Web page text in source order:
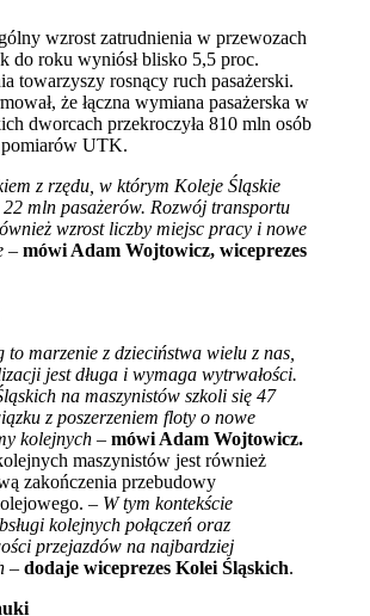
wzrost zatrudnienia w przewozach
do roku wyniósł blisko 5,5 proc.
towarzyszy rosnący ruch pasażerski.
że łączna wymiana pasażerska w
dworcach przekroczyła 810 mln osób
UTK.
z rzędu, w którym Koleje Śląskie
mln pasażerów. Rozwój transportu
ównież wzrost liczby miejsc pracy i nowe
– mówi Adam Wojtowicz, wiceprezes
marzenie z dzieciństwa wielu z nas,
jest długa i wymaga wytrwałości.
na maszynistów szkoli się 47
z poszerzeniem floty o nowe
kolejnych – mówi Adam Wojtowicz.
maszynistów jest również
zakończenia przebudowy
– W tym kontekście
kolejnych połączeń oraz
przejazdów na najbardziej
– dodaje wiceprezes Kolei Śląskich.